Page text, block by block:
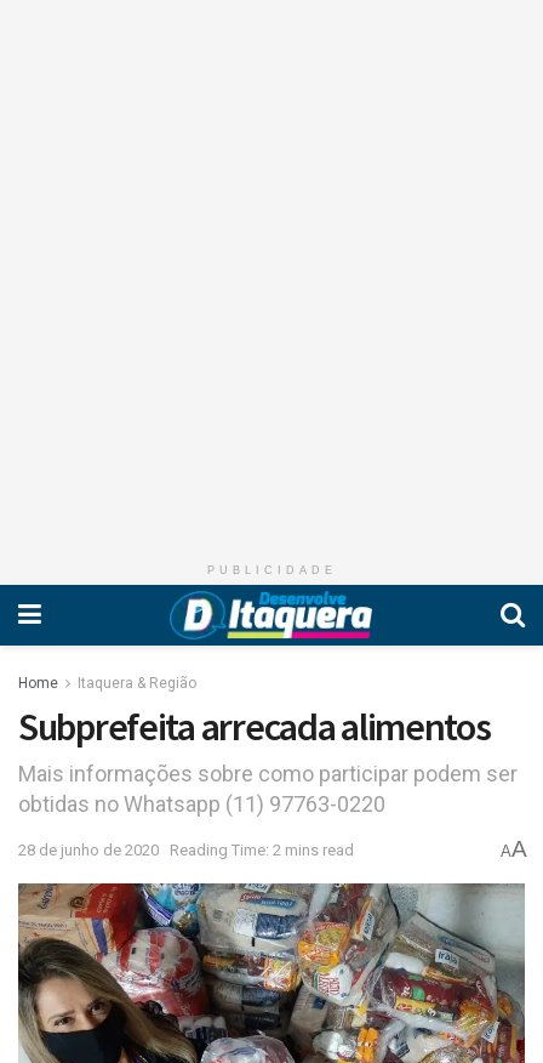
PUBLICIDADE
Home Itaquera & Região
Subprefeita arrecada alimentos
Mais informações sobre como participar podem ser
obtidas no Whatsapp (11) 97763-0220
28 de junho de 2020 Reading Time: 2 mins read AA